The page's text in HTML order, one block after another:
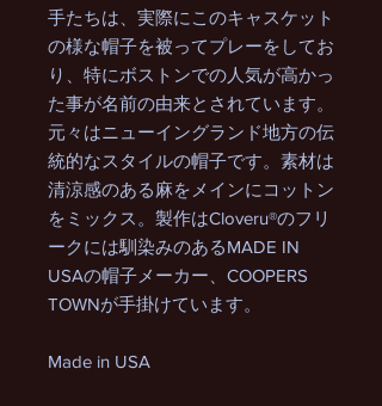
手たちは、実際にこのキャスケット
の様な帽子を被ってプレーをしてお
り、特にボストンでの人気が高かっ
た事が名前の由来とされています。
元々はニューイングランド地方の伝
統的なスタイルの帽子です。素材は
清涼感のある麻をメインにコットン
をミックス。製作はCloveru®のフリ
ークには馴染みのあるMADE IN
USAの帽子メーカー、COOPERS
TOWNが手掛けています。
Made in USA